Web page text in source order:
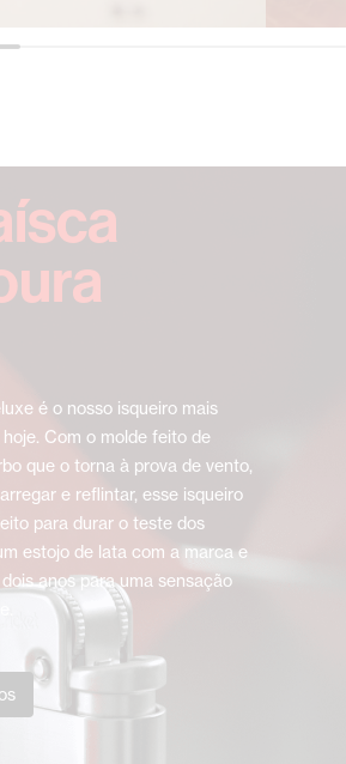
é o nosso isqueiro mais
Com o molde feito de
que o torna à prova de vento,
e reflintar, esse isqueiro
para durar o teste dos
estojo de lata com a marca e
anos para uma sensação